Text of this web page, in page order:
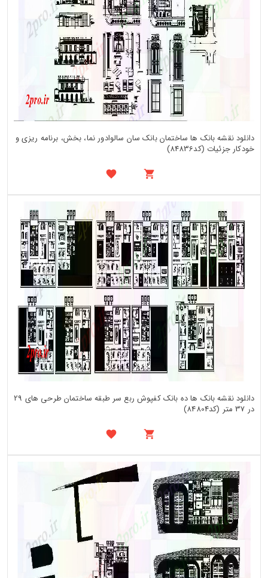
دانلود نقشه بانک ها ساختمان بانک سان سالوادور نما، بخش، برنامه ریزی و
خودکار جزئیات (کد84836)
دانلود نقشه بانک ها ده بانک کفپوش ربع سر طبقه ساختمان طرحی های 29
در 37 متر (کد84804)